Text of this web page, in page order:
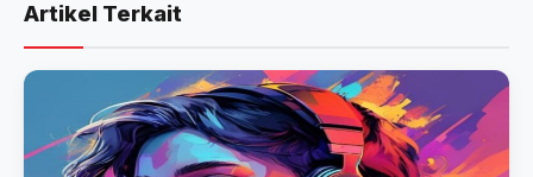
Artikel Terkait